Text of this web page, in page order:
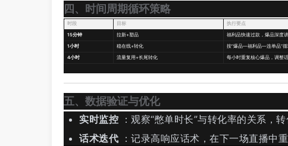
四、时间周期循环策略
时段 目标 执行要点
15分钟 拉新+塑品 福利品快速过款，爆品深度
1小时 稳在线+转化 按“爆品—福利品—连单品”循
4小时 流量复用+长尾转化 每小时重复核心爆品，调整
五、数据验证与优化
实时监控 ：观察“憋单时长”与转化率的关系，
话术迭代 ：记录高响应话术，在下一场直播中